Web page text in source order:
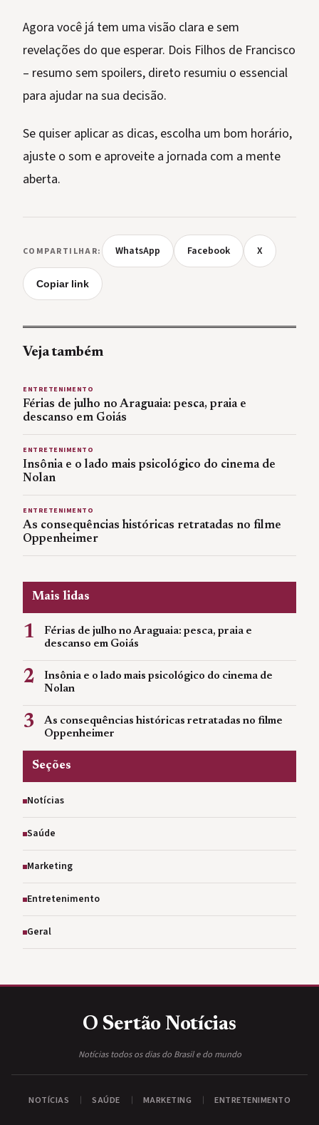
Agora você já tem uma visão clara e sem
revelações do que esperar. Dois Filhos de Francisco
– resumo sem spoilers, direto resumiu o essencial
para ajudar na sua decisão.
Se quiser aplicar as dicas, escolha um bom horário,
ajuste o som e aproveite a jornada com a mente
aberta.
COMPARTILHAR: WhatsApp Facebook X
Copiar link
Veja também
ENTRETENIMENTO
Férias de julho no Araguaia: pesca, praia e
descanso em Goiás
ENTRETENIMENTO
Insônia e o lado mais psicológico do cinema de
Nolan
ENTRETENIMENTO
As consequências históricas retratadas no filme
Oppenheimer
Mais lidas
1
Férias de julho no Araguaia: pesca, praia e
descanso em Goiás
2
Insônia e o lado mais psicológico do cinema de
Nolan
3
As consequências históricas retratadas no filme
Oppenheimer
Seções
Notícias
Saúde
Marketing
Entretenimento
Geral
O Sertão Notícias
Notícias todos os dias do Brasil e do mundo
NOTÍCIAS SAÚDE MARKETING ENTRETENIMENTO